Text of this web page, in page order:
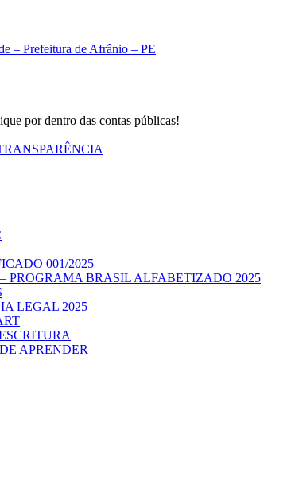
– Prefeitura de Afrânio – PE
por dentro das contas públicas!
001/2025
PROGRAMA BRASIL ALFABETIZADO 2025
LEGAL 2025
APRENDER